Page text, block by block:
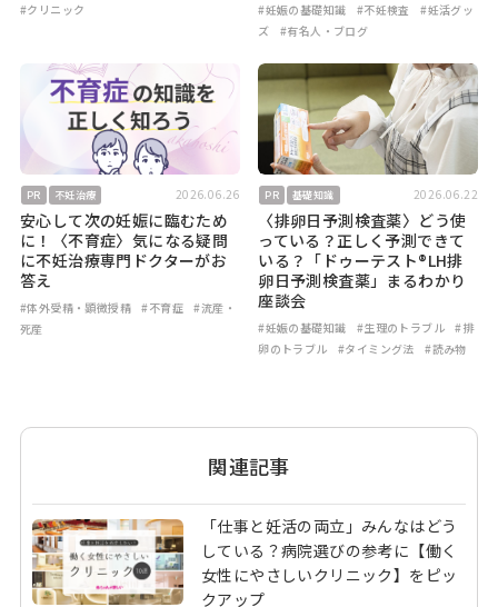
#クリニック #妊娠の基礎知識 #不妊検査
#妊活グッ
ズ
#有名人・ブログ
PR 不妊治療 2026.06.26
安心して次の妊娠に臨むため
に！〈不育症〉気になる疑問
に不妊治療専門ドクターがお
答え
#体外受精・顕微授精 #不育症
#流産・
死産
PR 基礎知識 2026.06.22
〈排卵日予測検査薬〉どう使
っている？正しく予測できて
いる？「ドゥーテスト®LH排
卵日予測検査薬」まるわかり
座談会
#妊娠の基礎知識 #生理のトラブル
#排
卵のトラブル
#タイミング法 #読み物
関連記事
「仕事と妊活の両立」みんなはどう
している？病院選びの参考に【働く
女性にやさしいクリニック】をピッ
クアップ